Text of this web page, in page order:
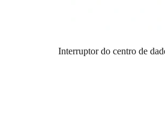
Interruptor do centro de